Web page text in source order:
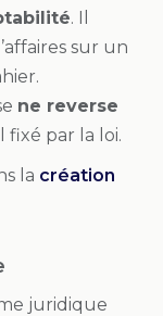
. Il
sur un
ne reverse
fixé par la loi.
la création
juridique